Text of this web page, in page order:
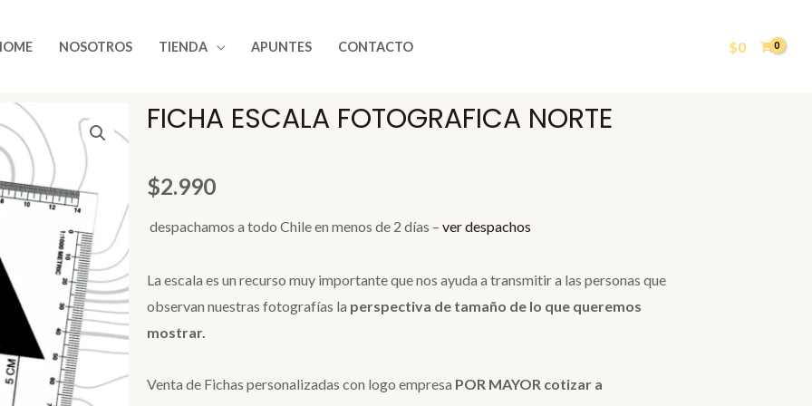
NOSOTROS TIENDA APUNTES CONTACTO $0
FICHA ESCALA FOTOGRAFICA NORTE
$2.990
despachamos a todo Chile en menos de 2 días – ver despachos
La escala es un recurso muy importante que nos ayuda a transmitir a las personas que
observan nuestras fotografías la perspectiva de tamaño de lo que queremos
mostrar.
Venta de Fichas personalizadas con logo empresa POR MAYOR cotizar a